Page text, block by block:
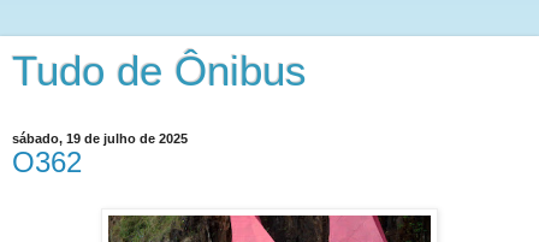
Tudo de Ônibus
sábado, 19 de julho de 2025
O362